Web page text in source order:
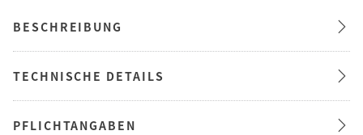
BESCHREIBUNG
TECHNISCHE DETAILS
PFLICHTANGABEN